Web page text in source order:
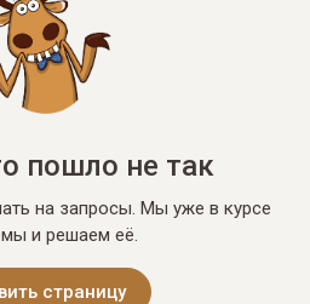
пошло не так
на запросы. Мы уже в курсе
и решаем её.
страницу